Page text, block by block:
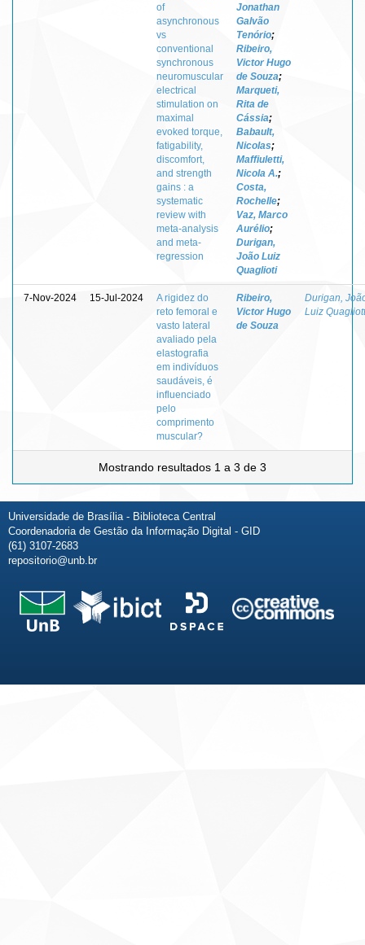
of
asynchronous
vs
conventional
synchronous
neuromuscular
electrical
stimulation on
maximal
evoked torque,
fatigability,
discomfort,
and strength
gains : a
systematic
review with
meta-analysis
and meta-
regression
Jonathan
Galvão
Tenório;
Ribeiro,
Victor Hugo
de Souza;
Marqueti,
Rita de
Cássia;
Babault,
Nicolas;
Maffiuletti,
Nicola A.;
Costa,
Rochelle;
Vaz, Marco
Aurélio;
Durigan,
João Luiz
Quaglioti
7-Nov-2024 15-Jul-2024
A rigidez do
reto femoral e
vasto lateral
avaliado pela
elastografia
em indivíduos
saudáveis, é
influenciado
pelo
comprimento
muscular?
Ribeiro,
Victor Hugo
de Souza
Durigan,
Luiz
Mostrando resultados 1 a 3 de 3
Universidade de Brasília - Biblioteca Central
Coordenadoria de Gestão da Informação Digital - GID
(61) 3107-2683
repositorio@unb.br